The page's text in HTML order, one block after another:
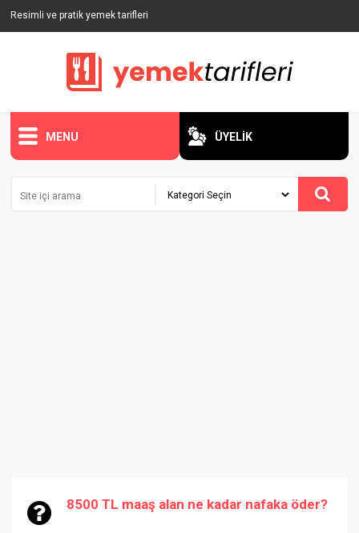
Resimli ve pratik yemek tarifleri
MENU ÜYELİK
8500 TL maaş alan ne kadar nafaka öder?